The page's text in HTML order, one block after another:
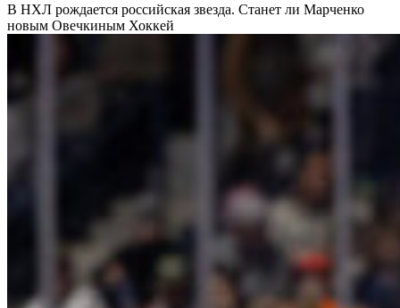
В НХЛ рождается российская звезда. Станет ли Марченко
новым Овечкиным Хоккей